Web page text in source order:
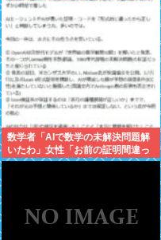
数学者「AIで数学の未解決問題解
いたわ」女性「お前の証明間違っ
てるやん」数学者「内容デタラメ